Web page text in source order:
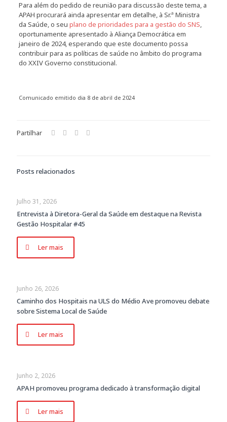
Para além do pedido de reunião para discussão deste tema, a
APAH procurará ainda apresentar em detalhe, à Sr.ª Ministra
da Saúde, o seu plano de prioridades para a gestão do SNS,
oportunamente apresentado à Aliança Democrática em
janeiro de 2024, esperando que este documento possa
contribuir para as políticas de saúde no âmbito do programa
do XXIV Governo constitucional.
Comunicado emitido dia 8 de abril de 2024
Partilhar
Posts relacionados
Julho 31, 2026
Entrevista à Diretora-Geral da Saúde em destaque na Revista
Gestão Hospitalar #45
Ler mais
Junho 26, 2026
Caminho dos Hospitais na ULS do Médio Ave promoveu debate
sobre Sistema Local de Saúde
Ler mais
Junho 2, 2026
APAH promoveu programa dedicado à transformação digital
Ler mais